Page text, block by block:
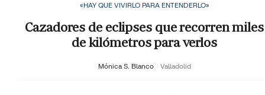
«HAY QUE VIVIRLO PARA ENTENDERLO»
Cazadores de eclipses que recorren miles
de kilómetros para verlos
Mónica S. Blanco Valladolid